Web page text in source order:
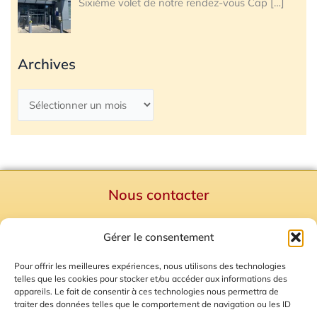
Gérer le consentement
Pour offrir les meilleures expériences, nous utilisons des technologies
telles que les cookies pour stocker et/ou accéder aux informations des
appareils. Le fait de consentir à ces technologies nous permettra de
traiter des données telles que le comportement de navigation ou les ID
Archives
Nous contacter
Mentions Légales
Plan du site
Gestion des Cookies